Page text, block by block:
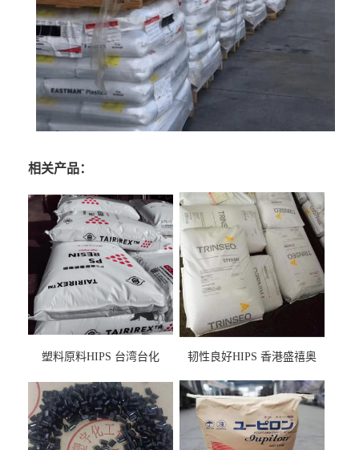
相关产品：
塑料原料HIPS 台湾台化
用料
韧性良好HIPS 香港盛禧奥